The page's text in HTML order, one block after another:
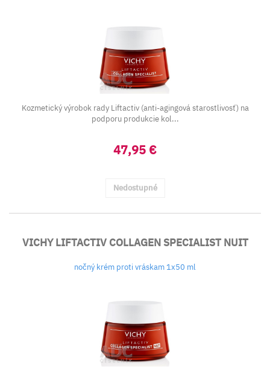
Kozmetický výrobok rady Liftactiv (anti-agingová starostlivosť) na
podporu produkcie kol...
47,95 €
Nedostupné
VICHY LIFTACTIV COLLAGEN SPECIALIST NUIT
nočný krém proti vráskam 1x50 ml